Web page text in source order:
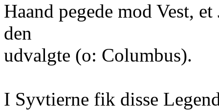
Haand pegede mod Vest,
den
udvalgte (o: Columbus).
I Syvtierne fik disse